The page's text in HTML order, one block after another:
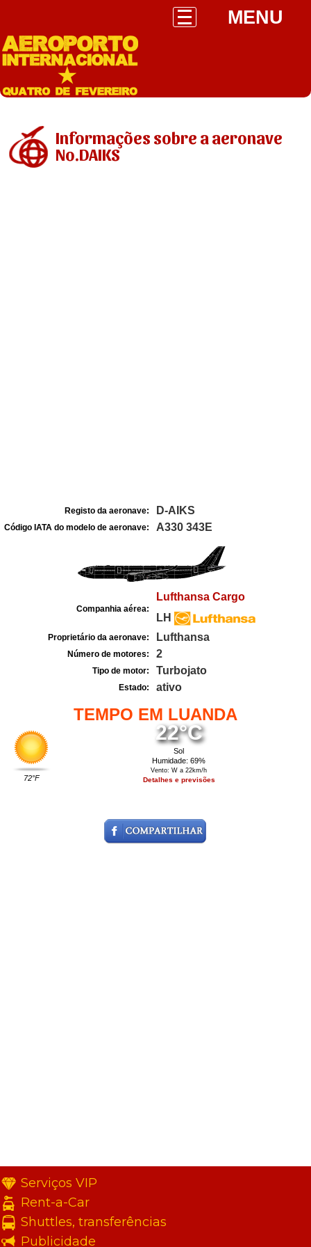
MENU
Informações sobre a aeronave
No.DAIKS
Registo da aeronave: D-AIKS
Código IATA do modelo de aeronave: A330 343E
Companhia aérea:
Lufthansa Cargo
LH
Proprietário da aeronave: Lufthansa
Número de motores: 2
Tipo de motor: Turbojato
Estado: ativo
TEMPO EM LUANDA
72°F
22°C
Sol
Humidade: 69%
Vento: W a 22km/h
Detalhes e previsões
Serviços VIP
Rent-a-Car
Shuttles, transferências
Publicidade